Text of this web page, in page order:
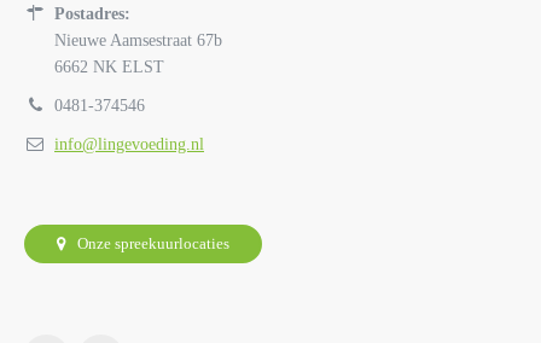
Postadres:
Nieuwe Aamsestraat 67b
6662 NK ELST
0481-374546
info@lingevoeding.nl
Onze spreekuurlocaties